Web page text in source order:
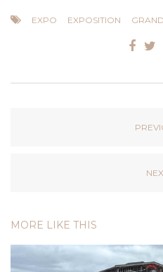
EXPO EXPOSITION
MORE LIKE THIS